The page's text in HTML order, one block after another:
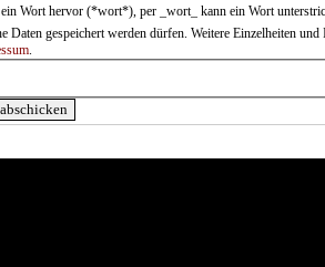
ein Wort hervor (*wort*), per _wort_ kann ein Wort
Daten gespeichert werden dürfen. Weitere Einzelheiten
.